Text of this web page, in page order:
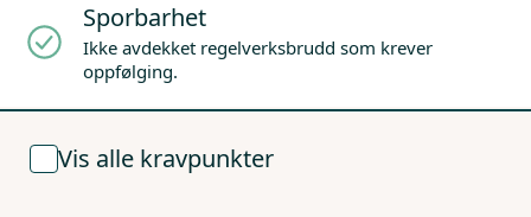
Sporbarhet
Ikke avdekket regelverksbrudd som krever
oppfølging.
Vis alle kravpunkter